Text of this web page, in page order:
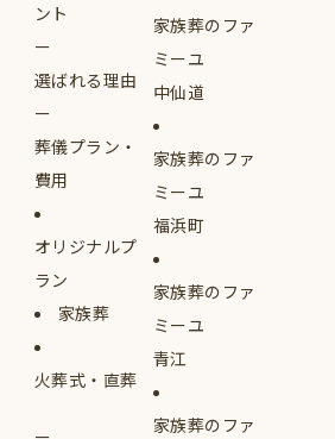
ント
選ばれる理由
葬儀プラン・
費用
オリジナルプ
ラン
家族葬
火葬式・直葬
家族葬のファ
ミーユ
中仙道
家族葬のファ
ミーユ
福浜町
家族葬のファ
ミーユ
青江
家族葬のファ